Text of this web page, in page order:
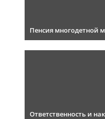
Пенсия многодетной
Ответственность и